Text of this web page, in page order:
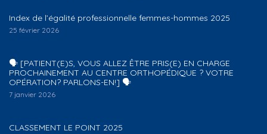
Index de l’égalité professionnelle femmes-hommes 2025
25 février 2026
🗣️ [PATIENT(E)S, VOUS ALLEZ ÊTRE PRIS(E) EN CHARGE
PROCHAINEMENT AU CENTRE ORTHOPÉDIQUE ? VOTRE
OPÉRATION? PARLONS-EN!] 🗣️
7 janvier 2026
CLASSEMENT LE POINT 2025